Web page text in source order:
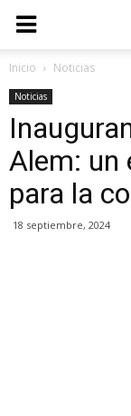
Inicio Noticias
Noticias
Alem: un
para la
18 septiembre, 2024